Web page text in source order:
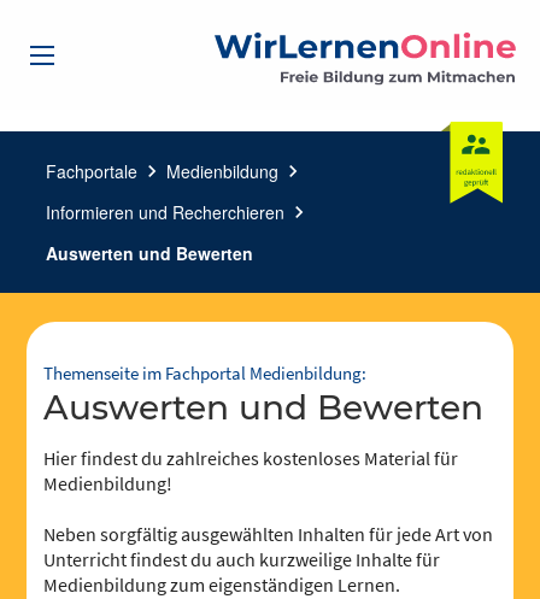
Fachportale chevron_right Medienbildung chevron_right
Informieren und Recherchieren chevron_right
Auswerten und Bewerten
Themenseite im Fachportal Medienbildung:
Auswerten und Bewerten
Hier findest du zahlreiches kostenloses Material für
Medienbildung!
Neben sorgfältig ausgewählten Inhalten für jede Art von
Unterricht findest du auch kurzweilige Inhalte für
Medienbildung zum eigenständigen Lernen.